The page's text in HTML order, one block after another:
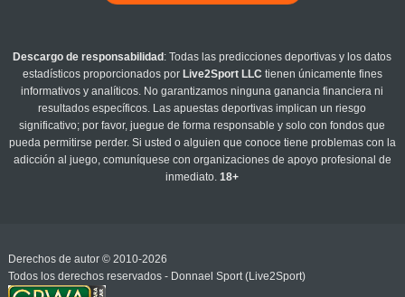
Descargo de responsabilidad : Todas las predicciones deportivas y los datos
estadísticos proporcionados por Live2Sport LLC tienen únicamente fines
informativos y analíticos. No garantizamos ninguna ganancia financiera ni
resultados específicos. Las apuestas deportivas implican un riesgo
significativo; por favor, juegue de forma responsable y solo con fondos que
pueda permitirse perder. Si usted o alguien que conoce tiene problemas con la
adicción al juego, comuníquese con organizaciones de apoyo profesional de
inmediato.18+
Derechos de autor © 2010-2026
Todos los derechos reservados - Donnael Sport (Live2Sport)